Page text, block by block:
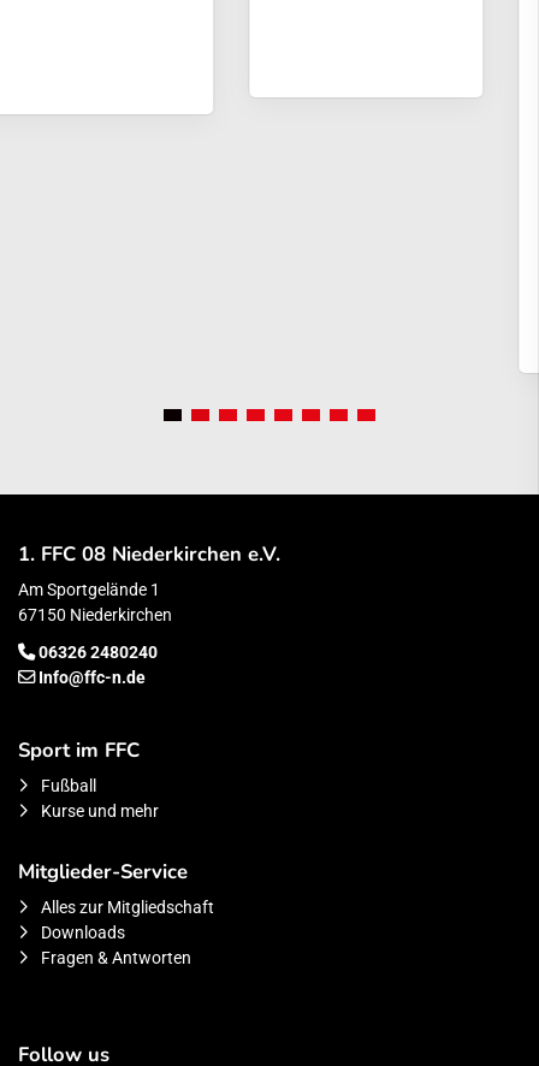
1. FFC 08 Niederkirchen e.V.
Am Sportgelände 1
67150 Niederkirchen
06326 2480240
Info@ffc-n.de
Sport im FFC
Fußball
Kurse und mehr
Mitglieder-Service
Alles zur Mitgliedschaft
Downloads
Fragen & Antworten
Follow us